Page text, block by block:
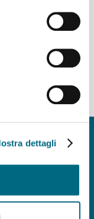
dettagli
Genova
i.v.